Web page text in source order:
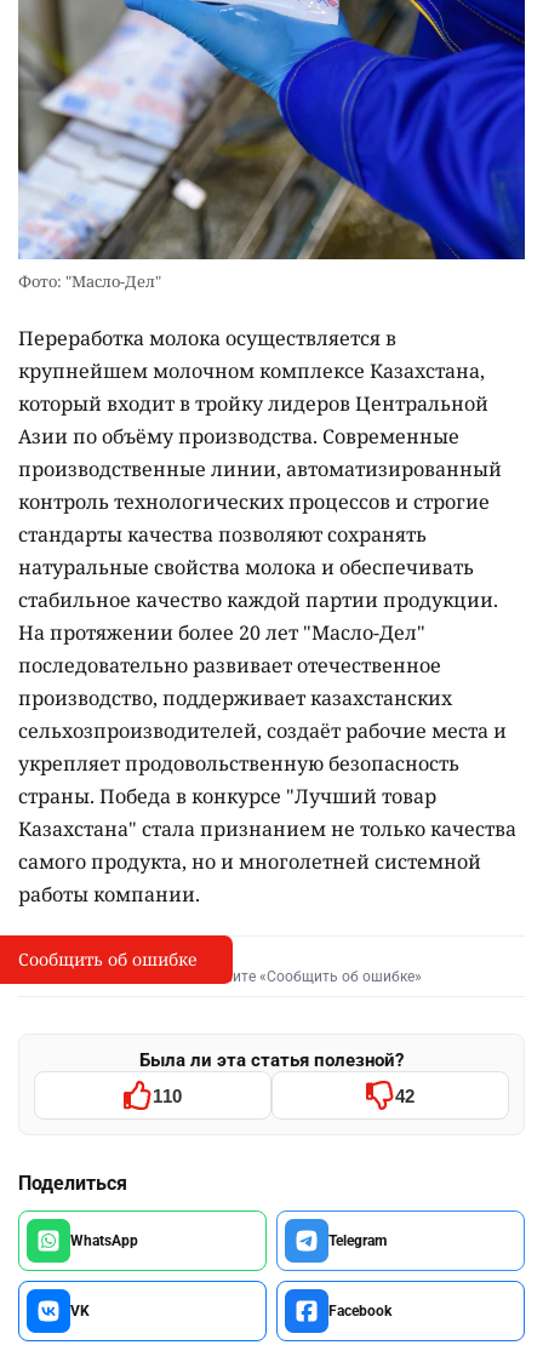
Фото: "Масло-Дел"
Переработка молока осуществляется в
крупнейшем молочном комплексе Казахстана,
который входит в тройку лидеров Центральной
Азии по объёму производства. Современные
производственные линии, автоматизированный
контроль технологических процессов и строгие
стандарты качества позволяют сохранять
натуральные свойства молока и обеспечивать
стабильное качество каждой партии продукции.
На протяжении более 20 лет "Масло-Дел"
последовательно развивает отечественное
производство, поддерживает казахстанских
сельхозпроизводителей, создаёт рабочие места и
укрепляет продовольственную безопасность
страны. Победа в конкурсе "Лучший товар
Казахстана" стала признанием не только качества
самого продукта, но и многолетней системной
работы компании.
I
Сообщить об опечатке
Выделите фрагмент и нажмите «Сообщить об ошибке»
Была ли эта статья полезной?
110 42
Поделиться
WhatsApp Telegram
VK Facebook
Сообщить об ошибке